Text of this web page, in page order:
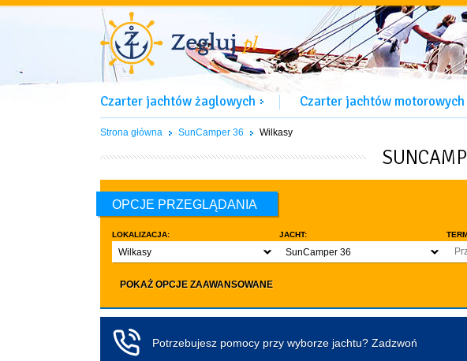
Czarter jachtów żaglowych Czarter jachtów motorowych
Strona główna SunCamper 36 Wilkasy
OPCJE PRZEGLĄDANIA
LOKALIZACJA:
Wilkasy
JACHT:
SunCamper 36
LICZBA OSÓB:
co najmniej 4
co najmniej 5
co najmniej 6
Czarter bez patentu / licencji
Koło sterowe
POKAŻ OPCJE ZAAWANSOWANE
Potrzebujesz pomocy przy wyborze jachtu? Zadzwoń